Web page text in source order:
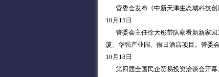
管委会发布《中新天津生态城科技创
10月15日
管委会主任徐大彤带队察看新新家园
厦、华强产业园、假日酒店项目。管委
10月18日
第四届全国民企贸易投资洽谈会开幕